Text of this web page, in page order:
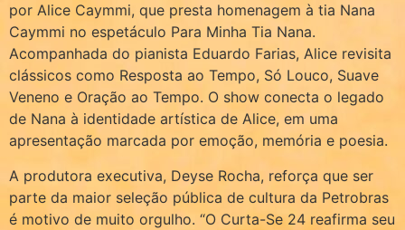
por Alice Caymmi, que presta homenagem à tia Nana
Caymmi no espetáculo Para Minha Tia Nana.
Acompanhada do pianista Eduardo Farias, Alice revisita
clássicos como Resposta ao Tempo, Só Louco, Suave
Veneno e Oração ao Tempo. O show conecta o legado
de Nana à identidade artística de Alice, em uma
apresentação marcada por emoção, memória e poesia.
A produtora executiva, Deyse Rocha, reforça que ser
parte da maior seleção pública de cultura da Petrobras
é motivo de muito orgulho. “O Curta-Se 24 reafirma seu